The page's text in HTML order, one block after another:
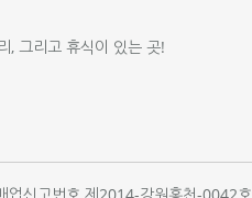
, 그리고 휴식이 있는 곳!